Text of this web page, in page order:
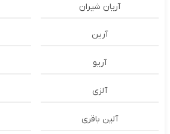
آریان شیران
آرین
آریو
آلزی
آلین باقری